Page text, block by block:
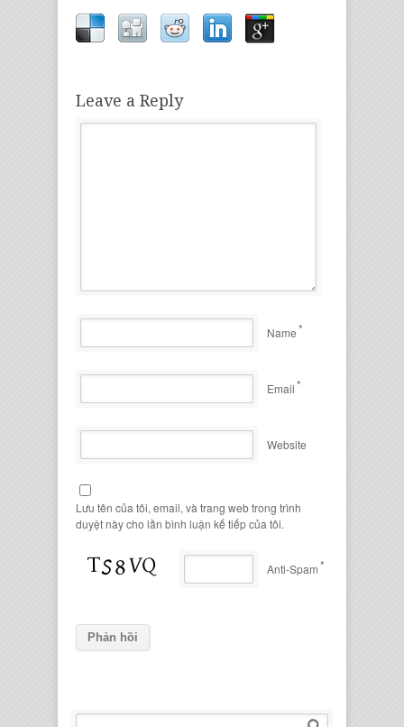
Leave a Reply
Name*
Email*
Website
Lưu tên của tôi, email, và trang web trong trình
duyệt này cho lần bình luận kế tiếp của tôi.
Anti-Spam*